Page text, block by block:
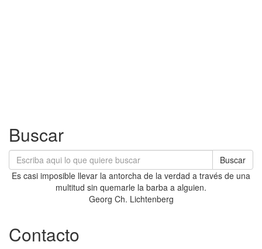
Buscar
Buscar
Es casi imposible llevar la antorcha de la verdad a través de una
multitud sin quemarle la barba a alguien.
Georg Ch. Lichtenberg
Contacto